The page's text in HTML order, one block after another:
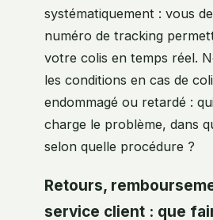
systématiquement : vous
numéro de tracking
votre colis en temps réel.
les conditions en cas de
endommagé ou retardé :
charge le problème, dans
selon quelle procédure ?
Retours,
service client : que